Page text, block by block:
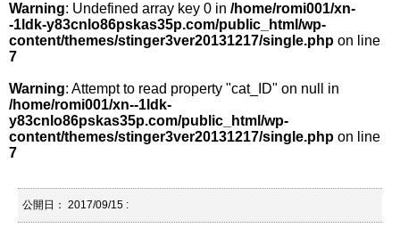
Warning: Undefined array key 0 in /home/romi001/xn-
-1ldk-y83cnlo86pskas35p.com/public_html/wp-
content/themes/stinger3ver20131217/single.php on line
7
Warning: Attempt to read property "cat_ID" on null in
/home/romi001/xn--1ldk-
y83cnlo86pskas35p.com/public_html/wp-
content/themes/stinger3ver20131217/single.php on line
7
公開日： 2017/09/15 :